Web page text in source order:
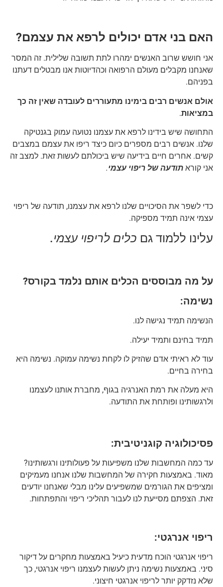
האם בני אדם יכולים לרפא את עצמם?
אני חושש שרוב האנשים ימהרו לתת תשובה שלילית. זה המסר
שאנחנו מקבלים מעולם הרפואה וכהדיוטות אנו מבטלים דעתנו
בפניהם.
אולם אנשים רבים בימינו מתעוררים לעובדה שאין זה כך
במציאות.
התחושה שיש בידינו לרפא את עצמנו נטועה עמוק בגנטיקה
שלנו. אנשים רבים מספרים כיום כיצד ריפו את עצמם במצבים
קשים. אחרים חיים בידיעה שיש ביכולתם לעשות זאת. למצב זה
אני קורא תודעה של ריפוי עצמי.
כדי לשפר את הסיכויים שלנו לרפא את עצמנו, תודעה של ריפוי
עצמי אינה תמיד מספיקה.
עלינו ללמוד גם כלים לריפוי עצמי.
על מה מבוססים הכלים אותם נלמד בקורס?
נשימה:
הנשימה תמיד נגישה לנו.
תמיד בחינם ותמיד יעילה.
עוד לא ראיתי אדם שהזיק לו לקחת נשימה עמוקה. נשימה היא
בחירה בחיים.
היא מעלה את רמת האנרגיה בגוף, מחברת אותנו לעצמנו
ולרגשותינו ופותחת את התודעה.
פסיכולוגיה קוגניטיבית:
עד כמה המחשבות שלנו משפיעות על פעולותינו ורגשותינו?
מאוד. באמצעות חקירה של המחשבות שלנו אנחנו מעמיקים
ומציפים את הגורמים שמשפיעים עלינו מבלי שאנחנו יודעים
זאת. הצפתם מסייעת לנו לעבור תהליכי ריפוי והתפתחות.
ריפוי אנרגטי:
ריפוי אנרגטי הוכח מדעית כיעיל באמצעות מחקרים על דיקור
סיני. באמצעות נשימה ניתן לעשות לעצמנו ריפוי אנרגטי, כך
שלא נזדקק יותר לריפוי אנרגטי חיצוני.